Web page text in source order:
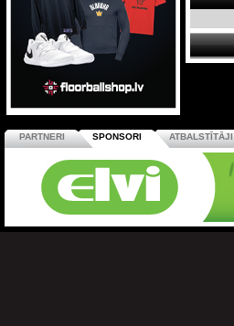
PARTNERI SPONSORI ATBALSTĪTĀJI